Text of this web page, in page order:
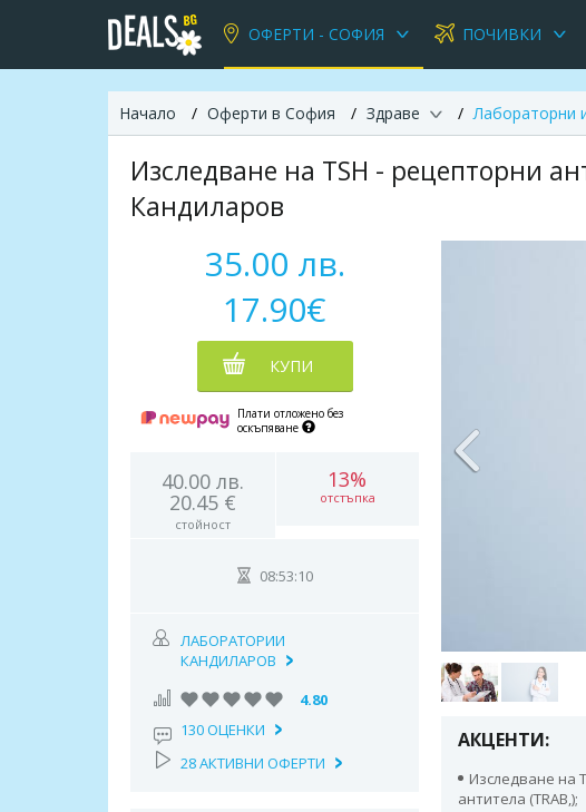
ОФЕРТИ - СОФИЯ ПОЧИВКИ
Начало Оферти в София Здраве Лабораторни
Изследване на TSH - рецепторни
Кандиларов
АКЦЕНТИ:
Изследване на
антитела (TRAB,);
35.00 лв.
17.90€
КУПИ
Плати отложено без
оскъпяване
40.00 лв.
20.45 €
стойност
13%
отстъпка
08:53:09
ЛАБОРАТОРИИ
КАНДИЛАРОВ
4.80
130 ОЦЕНКИ
28 АКТИВНИ ОФЕРТИ